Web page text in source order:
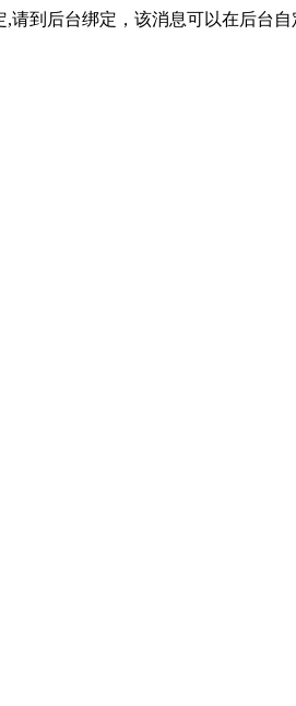
,请到后台绑定，该消息可以在后台自